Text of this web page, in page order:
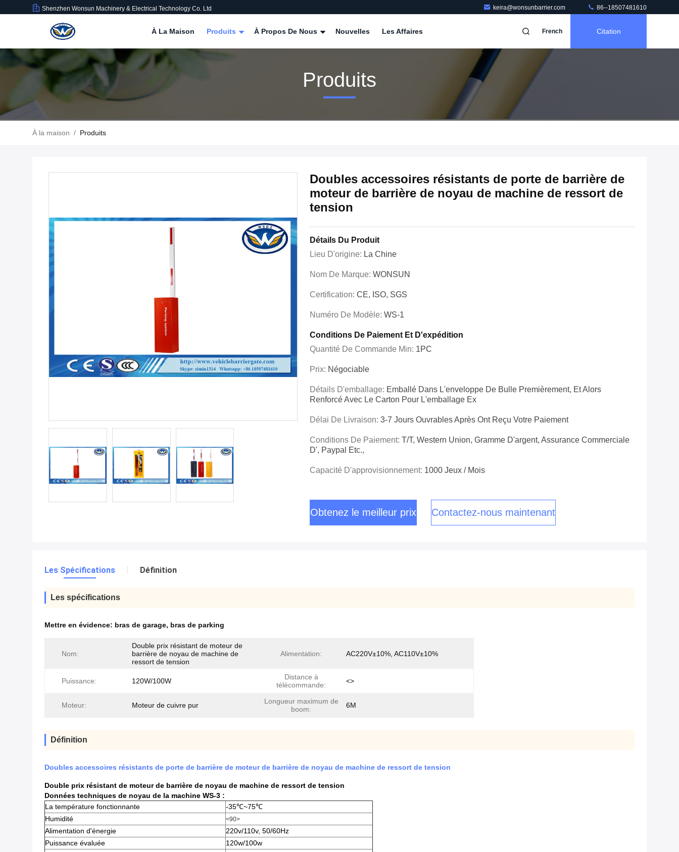
Shenzhen Wonsun Machinery & Electrical Technology Co. Ltd keira@wonsunbarrier.com 86--18507481610
À La Maison Produits À Propos De Nous Nouvelles Les Affaires French Citation
Produits
À la maison / Produits
Doubles accessoires résistants de porte de barrière de
moteur de barrière de noyau de machine de ressort de
tension
Détails Du Produit
Lieu D'origine: La Chine
Nom De Marque: WONSUN
Certification: CE, ISO, SGS
Numéro De Modèle: WS-1
Conditions De Paiement Et D'expédition
Quantité De Commande Min: 1PC
Prix: Négociable
Détails D'emballage: Emballé Dans L'enveloppe De Bulle Premièrement, Et Alors
Renforcé Avec Le Carton Pour L'emballage Ex
Délai De Livraison: 3-7 Jours Ouvrables Après Ont Reçu Votre Paiement
Conditions De Paiement: T/T, Western Union, Gramme D'argent, Assurance Commerciale
D', Paypal Etc.,
Capacité D'approvisionnement: 1000 Jeux / Mois
Obtenez le meilleur prix Contactez-nous maintenant
Les Spécifications Définition
Les spécifications
Mettre en évidence: bras de garage, bras de parking
Nom:
Double prix résistant de moteur de
barrière de noyau de machine de
ressort de tension
Alimentation: AC220V±10%, AC110V±10%
Puissance: 120W/100W
Distance à
télécommande:
<>
Moteur: Moteur de cuivre pur
Longueur maximum de
boom:
6M
Définition
Doubles accessoires résistants de porte de barrière de moteur de barrière de noyau de machine de ressort de tension
Double prix résistant de moteur de barrière de noyau de machine de ressort de tension
Données techniques de noyau de la machine WS-3 :
La température fonctionnante
-35℃~75℃
Humidité
<90>
Alimentation d'énergie
220v/110v, 50/60Hz
Puissance évaluée
120w/100w